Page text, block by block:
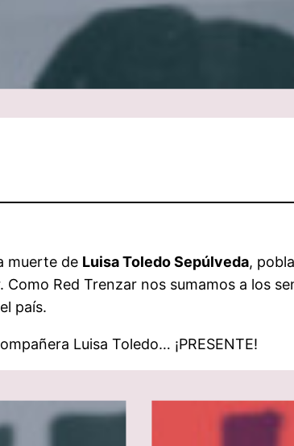
muerte de Luisa Toledo Sepúlveda,
Red Trenzar nos sumamos a los
país.
Luisa Toledo… ¡PRESENTE!